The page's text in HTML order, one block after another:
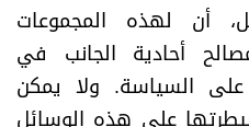
أن لهذه المجموعات
أحادية الجانب في
على السياسة. ولا يمكن
على هذه الوسائل